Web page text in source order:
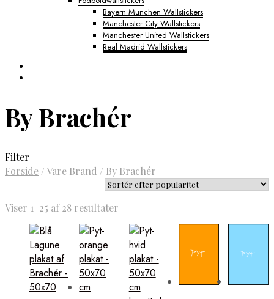
Bayern München Wallstickers
Manchester City Wallstickers
Manchester United Wallstickers
Real Madrid Wallstickers
By Brachér
Filter
Forside /Vare Brand / By Brachér
Viser 1–25 af 28 resultater
popularitet